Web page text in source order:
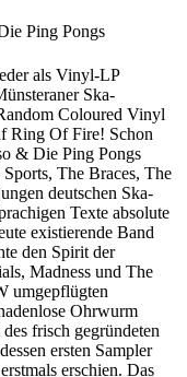
Ping Pongs
als Vinyl-LP
Ska-
Coloured Vinyl
Ring Of Fire! Schon
& Die Ping Pongs
The Braces, The
deutschen Ska-
Texte absolute
existierende Band
den Spirit der
Madness und The
umgepflügten
Ohrwurm
frisch gegründeten
ersten Sampler
erschien. Das